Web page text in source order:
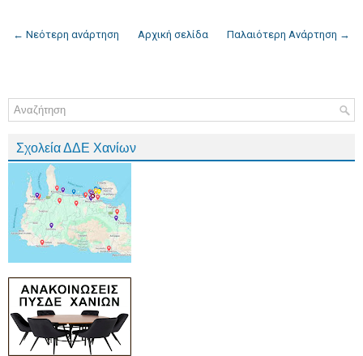
← Νεότερη ανάρτηση Παλαιότερη Ανάρτηση →
Αρχική σελίδα
Σχολεία ΔΔΕ Χανίων